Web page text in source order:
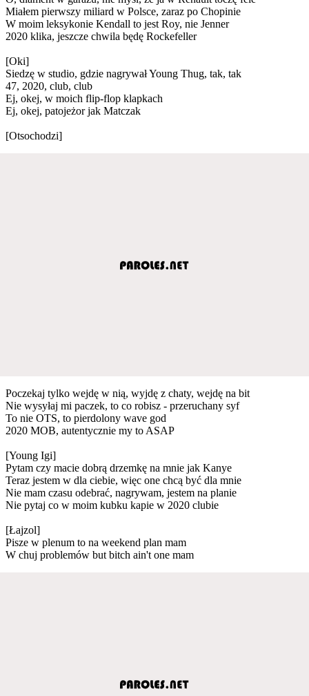
Miałem pierwszy miliard w Polsce, zaraz po Chopinie
W moim leksykonie Kendall to jest Roy, nie Jenner
2020 klika, jeszcze chwila będę Rockefeller
[Oki]
Siedzę w studio, gdzie nagrywał Young Thug, tak, tak
47, 2020, club, club
Ej, okej, w moich flip-flop klapkach
Ej, okej, patojeżor jak Matczak
[Otsochodzi]
Poczekaj tylko wejdę w nią, wyjdę z chaty, wejdę na bit
Nie wysyłaj mi paczek, to co robisz - przeruchany syf
To nie OTS, to pierdolony wave god
2020 MOB, autentycznie my to ASAP
[Young Igi]
Pytam czy macie dobrą drzemkę na mnie jak Kanye
Teraz jestem w dla ciebie, więc one chcą być dla mnie
Nie mam czasu odebrać, nagrywam, jestem na planie
Nie pytaj co w moim kubku kapie w 2020 clubie
[Łajzol]
Pisze w plenum to na weekend plan mam
W chuj problemów but bitch ain't one mam